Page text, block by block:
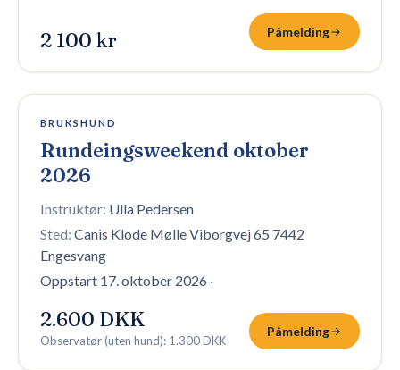
2 100 kr Påmelding
1 plass igjen
BRUKSHUND
Rundeingsweekend oktober
2026
Instruktør: Ulla Pedersen
Sted: Canis Klode Mølle Viborgvej 65 7442
Engesvang
Oppstart 17. oktober 2026 ·
2.600 DKK
Observatør (uten hund): 1.300 DKK
Påmelding